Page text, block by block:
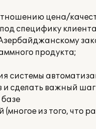
цена/
специфику
продукта;
системы
и сделать важный
из того, что